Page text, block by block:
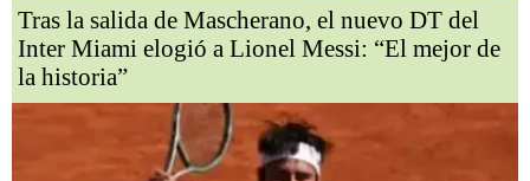
Tras la salida de Mascherano, el nuevo DT del
Inter Miami elogió a Lionel Messi: “El mejor de
la historia”